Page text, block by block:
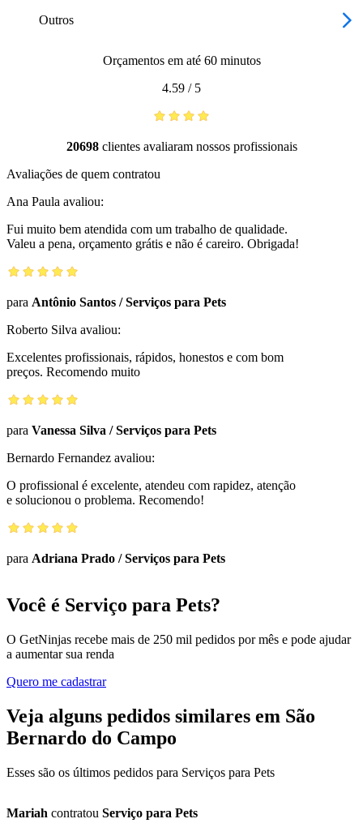
Outros
Orçamentos em até 60 minutos
4.59 / 5
20698clientes avaliaram nossos profissionais
Avaliações de quem contratou
Ana Paula avaliou:
Fui muito bem atendida com um trabalho de qualidade.
Valeu a pena, orçamento grátis e não é careiro. Obrigada!
para Antônio Santos /Serviços para Pets
Roberto Silva avaliou:
Excelentes profissionais, rápidos, honestos e com bom
preços. Recomendo muito
para Vanessa Silva /Serviços para Pets
Bernardo Fernandez avaliou:
O profissional é excelente, atendeu com rapidez, atenção
e solucionou o problema. Recomendo!
para Adriana Prado /Serviços para Pets
Você é Serviço para Pets?
O GetNinjas recebe mais de 250 mil pedidos por mês e pode ajudar
a aumentar sua renda
Quero me cadastrar
Veja alguns pedidos similares em São
Bernardo do Campo
Esses são os últimos pedidos para Serviços para Pets
Mariah contratou Serviço para Pets